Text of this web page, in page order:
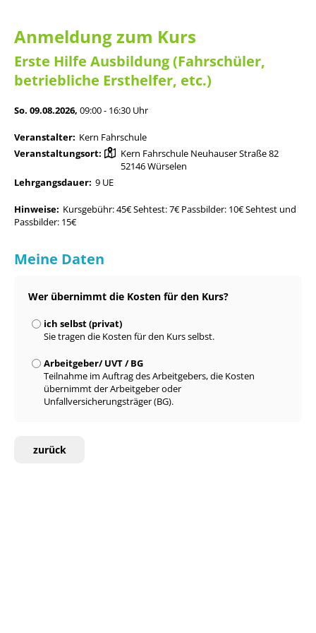
Anmeldung zum Kurs
Erste Hilfe Ausbildung (Fahrschüler,
betriebliche Ersthelfer, etc.)
So. 09.08.2026, 09:00 - 16:30 Uhr
Veranstalter: Kern Fahrschule
Veranstaltungsort:
Kern Fahrschule Neuhauser Straße 82
52146 Würselen
Lehrgangsdauer: 9 UE
Hinweise: Kursgebühr: 45€ Sehtest: 7€ Passbilder: 10€ Sehtest und
Passbilder: 15€
Meine Daten
Wer übernimmt die Kosten für den Kurs?
ich selbst (privat)
Sie tragen die Kosten für den Kurs selbst.
Arbeitgeber/ UVT / BG
Teilnahme im Auftrag des Arbeitgebers, die Kosten
übernimmt der Arbeitgeber oder
Unfallversicherungsträger (BG).
zurück